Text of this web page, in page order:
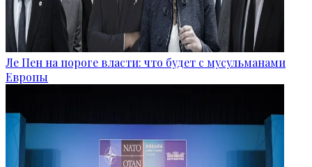
Ле Пен на пороге власти: что будет с мусульманами
Европы